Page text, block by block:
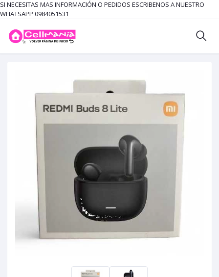
SI NECESITAS MAS INFORMACIÓN O PEDIDOS ESCRIBENOS A NUESTRO
WHATSAPP 0984051531